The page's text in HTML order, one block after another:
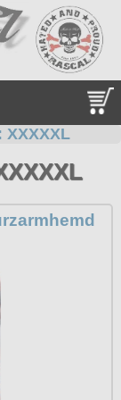
Einfach
Lifestyle-
XXXXXL